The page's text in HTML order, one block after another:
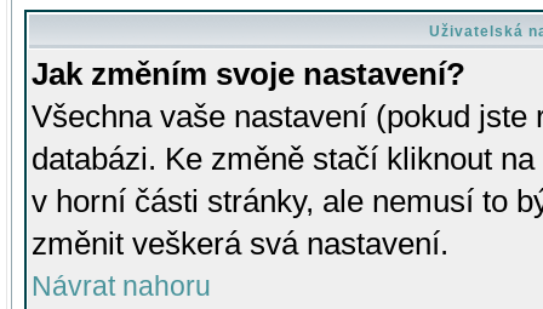
Uživatelská
Jak změním svoje nastavení?
Všechna vaše nastavení (pokud
databázi. Ke změně stačí kliknout
v horní části stránky, ale nemusí to
změnit veškerá svá nastavení.
Návrat nahoru